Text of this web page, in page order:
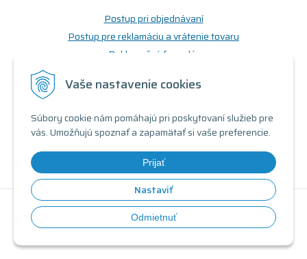
Vaše nastavenie cookies
Súbory cookie nám pomáhajú pri poskytovaní služieb pre
vás. Umožňujú spoznať a zapamätať si vaše preferencie.
Prijať
Nastaviť
Odmietnuť
Postup pri objednávaní
Postup pre reklamáciu a vrátenie tovaru
Reklamačný formulár
Obchodné podmienky
Doprava a možnosti platby
Triedy a stavy produktov
© 2026 Renovovaný počítač •tvorba eshopu cez UNIobchod
webhostingspoločnostiWEBYGROUP